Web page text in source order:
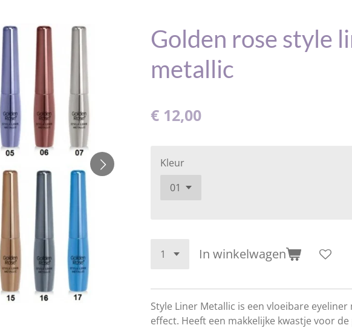
Golden rose style
metallic
€ 12,00
Kleur
In winkelwagen
Style Liner Metallic is een vloeibare
effect. Heeft een makkelijke kwastje voor